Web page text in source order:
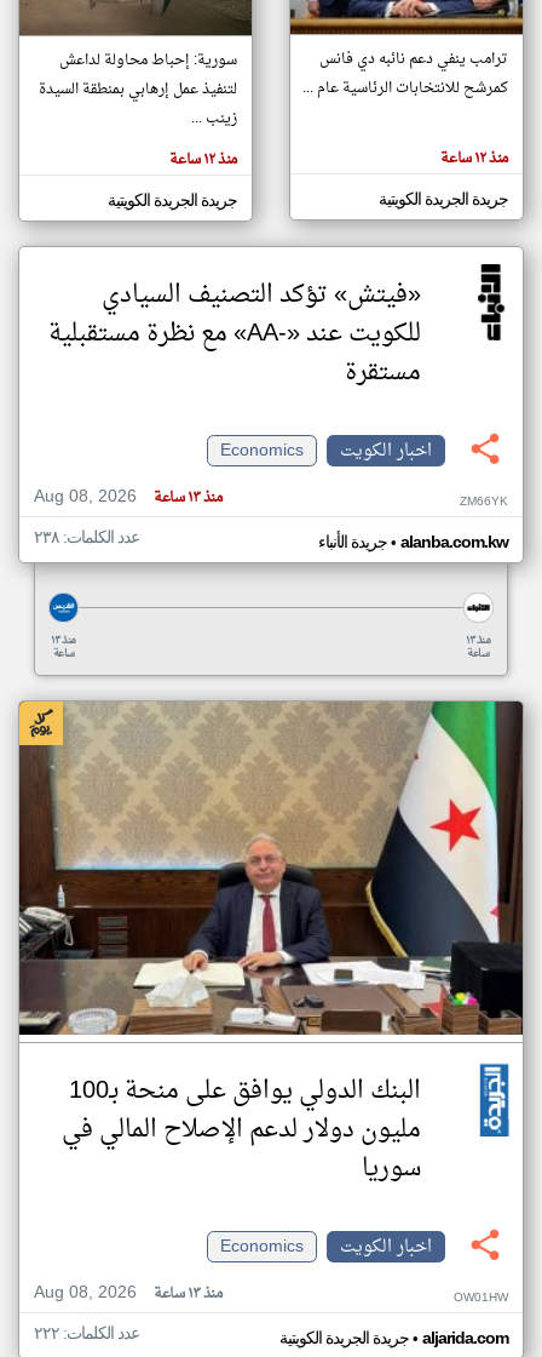
تغيير الدولة
مصادر الأخبار من الكويت
اخبار الكويت على مدار الساعة
أهم اخبار الكويت العاجلة والمباشرة
هنا عن
وجهة
كاتبيها.
ترامب ينفي دعم نائبه دي فانس
كمرشح للانتخابات الرئاسية عام ...
منذ ١٢ ساعة
جريدة الجريدة الكويتية
سورية: إحباط محاولة لداعش
لتنفيذ عمل إرهابي بمنطقة السيدة
زينب ...
منذ ١٢ ساعة
جريدة الجريدة الكويتية
«فيتش» تؤكد التصنيف السيادي
للكويت عند «-AA» مع نظرة مستقبلية
مستقرة
اخبار الكويت
Economics
Aug 08, 2026
منذ ١٣ ساعة ZM66YK
جريدة الأنباء• alanba.com.kw عدد الكلمات: ٢٣٨
منذ ١٣
ساعة
منذ ١٣
ساعة
البنك الدولي يوافق على منحة بـ100
مليون دولار لدعم الإصلاح المالي في
سوريا
اخبار الكويت
Economics
Aug 08, 2026
منذ ١٣ ساعة OW01HW
جريدة الجريدة الكويتية• aljarida.com عدد الكلمات: ٢٢٢
klyoum.com